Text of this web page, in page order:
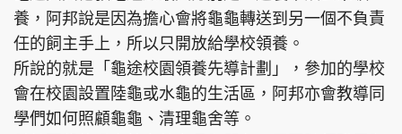
養，阿邦說是因為擔心會將龜龜轉送到另一個不負責
任的飼主手上，所以只開放給學校領養。
所說的就是「龜途校園領養先導計劃」，參加的學校
會在校園設置陸龜或水龜的生活區，阿邦亦會教導同
學們如何照顧龜龜、清理龜舍等。